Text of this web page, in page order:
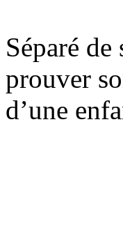
Séparé
prouver
d’une